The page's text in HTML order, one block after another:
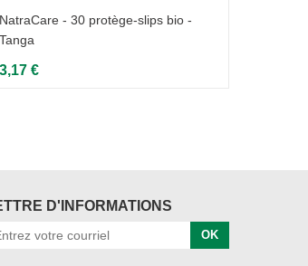
NatraCare - 30 protège-slips bio -
Tanga
3,17 €
D'INFORMATIONS
OK